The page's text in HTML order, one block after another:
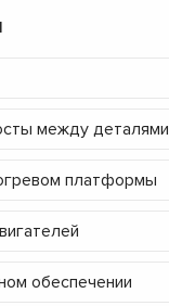
между деталями
платформы
обеспечении